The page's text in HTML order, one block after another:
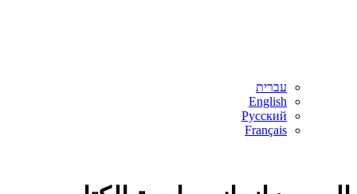
עברית
English
Русский
Français